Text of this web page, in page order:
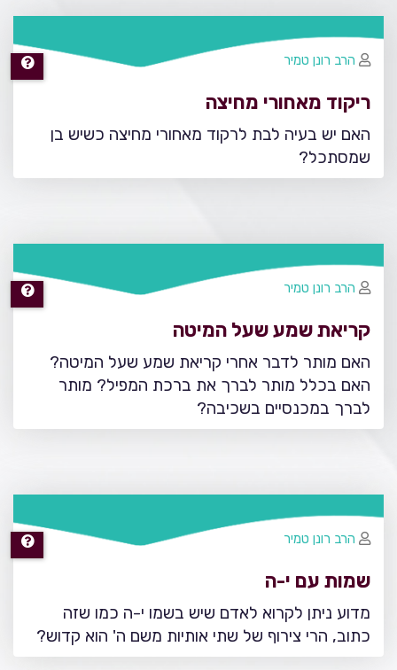
ריקוד מאחורי מחיצה
האם יש בעיה לבת לרקוד מאחורי מחיצה כשיש בן
שמסתכל?
הרב רונן טמיר
קריאת שמע שעל המיטה
האם מותר לדבר אחרי קריאת שמע שעל המיטה?
האם בכלל מותר לברך את ברכת המפיל? מותר
לברך במכנסיים בשכיבה?
הרב רונן טמיר
שמות עם י-ה
מדוע ניתן לקרוא לאדם שיש בשמו י-ה כמו שזה
כתוב, הרי צירוף של שתי אותיות משם ה' הוא קדוש?
הרב רונן טמיר